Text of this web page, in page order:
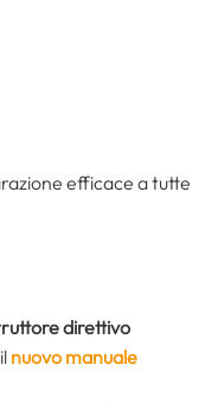
efficace a tutte
direttivo
nuovo manuale